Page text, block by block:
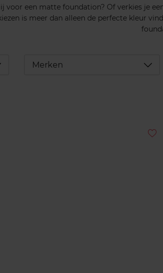
voor een matte foundation? Of verkies je
is meer dan alleen de perfecte kleur
Merken